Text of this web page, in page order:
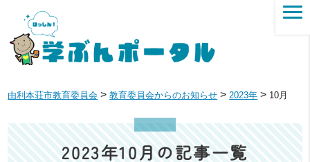
由利本荘市教育委員会 >教育委員会からのお知らせ > 2023年 > 10月
2023年10月の記事一覧